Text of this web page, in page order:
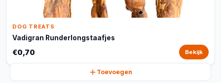
DOG TREATS
Vadigran Runderlongstaafjes
€0,70 Bekijk
Toevoegen